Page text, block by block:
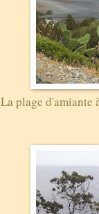
La plage d'amiante